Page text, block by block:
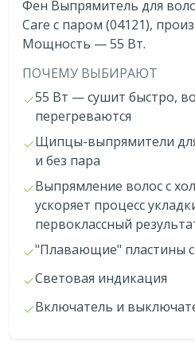
Фен Выпрямитель для
Care с паром (04121),
Мощность — 55 Bт.
ПОЧЕМУ ВЫБИРАЮТ
55 Bт — сушит быстро,
перегреваются
Щипцы-выпрямители
и без пара
Выпрямление волос с
ускоряет процесс
первоклассный
"Плавающие" пластины
Световая индикация
Включатель и